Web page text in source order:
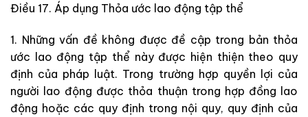
Điều 17. Áp dụng Thỏa ước lao động tập thể
1. Những vấn đề không được đề cập trong bản thỏa
ước lao động tập thể này được hiện thiện theo quy
định của pháp luật. Trong trường hợp quyền lợi của
người lao động được thỏa thuận trong hợp đồng lao
động hoặc các quy định trong nội quy, quy định của